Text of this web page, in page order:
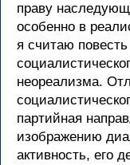
праву
особенно в
я считаю
неореализма.
партийная
изображению
активность, его